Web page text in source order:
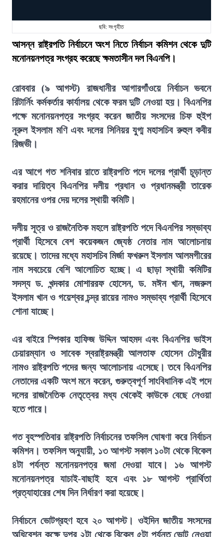
ছবি: সংগৃহীত
আসন্ন রাষ্ট্রপতি নির্বাচনে অংশ নিতে নির্বাচন কমিশন থেকে দুটি
মনোনয়নপত্র সংগ্রহ করেছে ক্ষমতাসীন দল বিএনপি।
রোববার (৯ আগস্ট) রাজধানীর আগারগাঁওয়ে নির্বাচন ভবনে
রিটার্নিং কর্মকর্তার কার্যালয় থেকে ফরম দুটি নেওয়া হয়। বিএনপির
পক্ষে মনোনয়নপত্র সংগ্রহ করেন জাতীয় সংসদের চিফ হুইপ
নূরুল ইসলাম মণি এবং দলের সিনিয়র যুগ্ম মহাসচিব রুহুল কবীর
রিজভী।
এর আগে গত শনিবার রাতে রাষ্ট্রপতি পদে দলের প্রার্থী চূড়ান্ত
করার দায়িত্ব বিএনপির দলীয় প্রধান ও প্রধানমন্ত্রী তারেক
রহমানের ওপর দেয় দলের স্থায়ী কমিটি।
দলীয় সূত্র ও রাজনৈতিক মহলে রাষ্ট্রপতি পদে বিএনপির সম্ভাব্য
প্রার্থী হিসেবে বেশ কয়েকজন জ্যেষ্ঠ নেতার নাম আলোচনায়
রয়েছে। তাদের মধ্যে মহাসচিব মির্জা ফখরুল ইসলাম আলমগীরের
নাম সবচেয়ে বেশি আলোচিত হচ্ছে। এ ছাড়া স্থায়ী কমিটির
সদস্য ড. খন্দকার মোশাররফ হোসেন, ড. মঈন খান, নজরুল
ইসলাম খান ও গয়েশ্বর চন্দ্র রায়ের নামও সম্ভাব্য প্রার্থী হিসেবে
শোনা যাচ্ছে।
এর বাইরে স্পিকার হাফিজ উদ্দিন আহমদ এবং বিএনপির ভাইস
চেয়ারম্যান ও সাবেক স্বরাষ্ট্রমন্ত্রী আলতাফ হোসেন চৌধুরীর
নামও রাষ্ট্রপতি পদের জন্য আলোচনায় এসেছে। তবে বিএনপির
নেতাদের একটি অংশ মনে করেন, গুরুত্বপূর্ণ সাংবিধানিক এই পদে
দলের রাজনৈতিক নেতৃত্বের মধ্য থেকেই কাউকে বেছে নেওয়া
হতে পারে।
গত বৃহস্পতিবার রাষ্ট্রপতি নির্বাচনের তফসিল ঘোষণা করে নির্বাচন
কমিশন। তফসিল অনুযায়ী, ১৩ আগস্ট সকাল ১০টা থেকে বিকেল
৪টা পর্যন্ত মনোনয়নপত্র জমা দেওয়া যাবে। ১৬ আগস্ট
মনোনয়নপত্র যাচাই-বাছাই হবে এবং ১৮ আগস্ট প্রার্থিতা
প্রত্যাহারের শেষ দিন নির্ধারণ করা হয়েছে।
নির্বাচনে ভোটগ্রহণ হবে ২০ আগস্ট। ওইদিন জাতীয় সংসদের
অধিবেশন কক্ষে দুপুর ২টা থেকে বিকেল ৫টা পর্যন্ত ভোট নেওয়া